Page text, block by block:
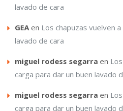
lavado de cara
GEAen Los chapuzas vuelven
lavado de cara
miguel rodess segarra en
carga para dar un buen lavado
miguel rodess segarra en
carga para dar un buen lavado